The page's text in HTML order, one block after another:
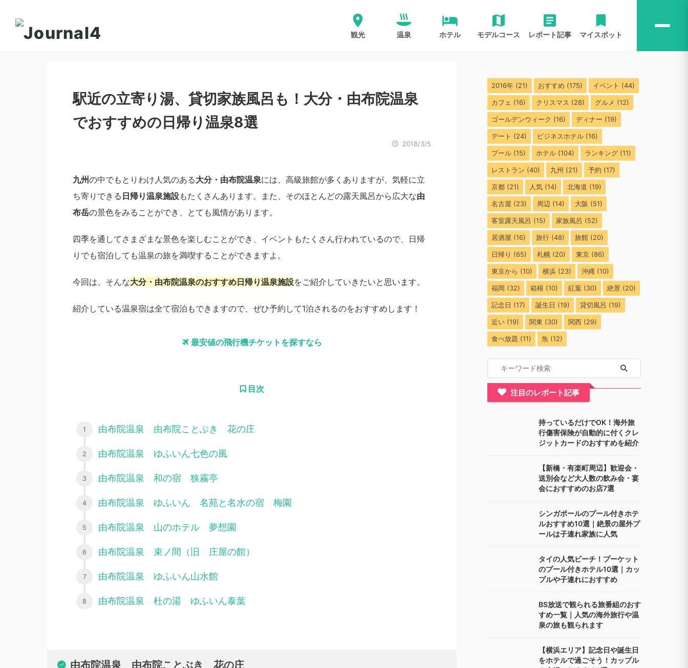
観光 温泉 ホテル モデルコース レポート記事 マイスポット
駅近の立寄り湯、貸切家族風呂も！大分・由布院温泉
でおすすめの日帰り温泉8選
2018/3/5
九州の中でもとりわけ人気のある大分・由布院温泉には、高級旅館が多くありますが、気軽に立
ち寄りできる 日帰り温泉施設もたくさんあります。また、そのほとんどの露天風呂から広大な由
布岳の景色をみることができ、とても風情があります。
四季を通してさまざまな景色を楽しむことができ、イベントもたくさん行われているので、日帰
りでも宿泊しても温泉の旅を満喫することができますよ。
今回は、そんな大分・由布院温泉のおすすめ日帰り温泉施設をご紹介していきたいと思います。
紹介している温泉宿は全て宿泊もできますので、ぜひ予約して1泊されるのをおすすめします！
最安値の飛行機チケットを探すなら
目次
由布院温泉 由布院ことぶき 花の庄
由布院温泉 ゆふいん七色の風
由布院温泉 和の宿 狭霧亭
由布院温泉 ゆふいん 名苑と名水の宿 梅園
由布院温泉 山のホテル 夢想園
由布院温泉 束ノ間（旧 庄屋の館）
由布院温泉 ゆふいん山水館
由布院温泉 杜の湯 ゆふいん泰葉
由布院温泉 由布院ことぶき 花の庄
2016年 (21) おすすめ (175) イベント (44)
カフェ (16) クリスマス (28) グルメ (12)
ゴールデンウィーク (16) ディナー (19)
デート (24) ビジネスホテル (16)
プール (15) ホテル (104) ランキング (11)
レストラン (40) 九州 (21) 予約 (17)
京都 (21) 人気 (14) 北海道 (19)
名古屋 (23) 周辺 (14) 大阪 (51)
客室露天風呂 (15) 家族風呂 (52)
居酒屋 (16) 旅行 (48) 旅館 (20)
日帰り (65) 札幌 (20) 東京 (86)
東京から (10) 横浜 (23) 沖縄 (10)
福岡 (32) 箱根 (10) 紅葉 (30) 絶景 (20)
記念日 (17) 誕生日 (19) 貸切風呂 (19)
近い (19) 関東 (30) 関西 (29)
食べ放題 (11) 魚 (12)
注目のレポート記事
持っているだけでOK！海外旅
行傷害保険が自動的に付くクレ
ジットカードのおすすめを紹介
【新橋・有楽町周辺】歓迎会・
送別会など大人数の飲み会・宴
会におすすめのお店7選
シンガポールのプール付きホテ
ルおすすめ10選｜絶景の屋外プ
ールは子連れ家族に人気
タイの人気ビーチ！プーケット
のプール付きホテル10選｜カッ
プルや子連れにおすすめ
BS放送で観られる旅番組のおす
すめ一覧｜人気の海外旅行や温
泉の旅も観られます
【横浜エリア】記念日や誕生日
をホテルで過ごそう！カップル